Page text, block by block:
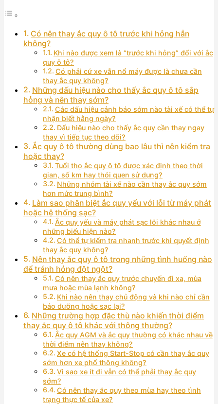
Có nên thay ắc quy ô tô trước khi hỏng hẳn
không?
Khi nào được xem là “trước khi hỏng” đối với ắc
quy ô tô?
Có phải cứ xe vẫn nổ máy được là chưa cần
thay ắc quy không?
Những dấu hiệu nào cho thấy ắc quy ô tô sắp
hỏng và nên thay sớm?
Các dấu hiệu cảnh báo sớm nào tài xế có thể tự
nhận biết hằng ngày?
Dấu hiệu nào cho thấy ắc quy cần thay ngay
thay vì tiếp tục theo dõi?
Ắc quy ô tô thường dùng bao lâu thì nên kiểm tra
hoặc thay?
Tuổi thọ ắc quy ô tô được xác định theo thời
gian, số km hay thói quen sử dụng?
Những nhóm tài xế nào cần thay ắc quy sớm
hơn mức trung bình?
Làm sao phân biệt ắc quy yếu với lỗi từ máy phát
hoặc hệ thống sạc?
Ắc quy yếu và máy phát sạc lỗi khác nhau ở
những biểu hiện nào?
Có thể tự kiểm tra nhanh trước khi quyết định
thay ắc quy không?
Nên thay ắc quy ô tô trong những tình huống nào
để tránh hỏng đột ngột?
Có nên thay ắc quy trước chuyến đi xa, mùa
mưa hoặc mùa lạnh không?
Khi nào nên thay chủ động và khi nào chỉ cần
bảo dưỡng hoặc sạc lại?
Những trường hợp đặc thù nào khiến thời điểm
thay ắc quy ô tô khác với thông thường?
Ắc quy AGM và ắc quy thường có khác nhau về
thời điểm nên thay không?
Xe có hệ thống Start-Stop có cần thay ắc quy
sớm hơn xe phổ thông không?
Vì sao xe ít đi vẫn có thể phải thay ắc quy
sớm?
Có nên thay ắc quy theo mùa hay theo tình
trạng thực tế của xe?